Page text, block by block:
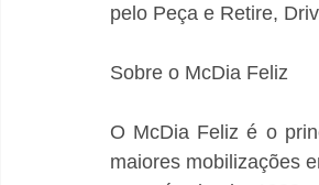
pelo Peça e Retire,
Sobre o McDia Feliz
O McDia Feliz é o
maiores mobilizações